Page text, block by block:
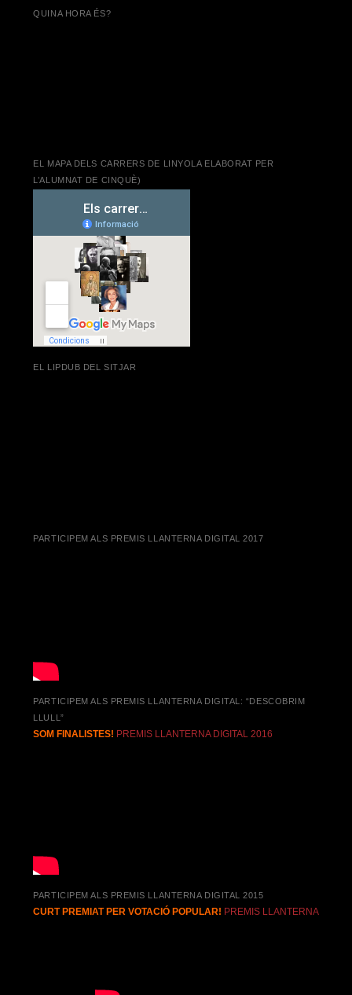
QUINA HORA ÉS?
EL MAPA DELS CARRERS DE LINYOLA ELABORAT PER
L’ALUMNAT DE CINQUÈ)
EL LIPDUB DEL SITJAR
PARTICIPEM ALS PREMIS LLANTERNA DIGITAL 2017
PARTICIPEM ALS PREMIS LLANTERNA DIGITAL: “DESCOBRIM
LLULL”
SOM FINALISTES! PREMIS LLANTERNA DIGITAL 2016
PARTICIPEM ALS PREMIS LLANTERNA DIGITAL 2015
CURT PREMIAT PER VOTACIÓ POPULAR! PREMIS LLANTERNA